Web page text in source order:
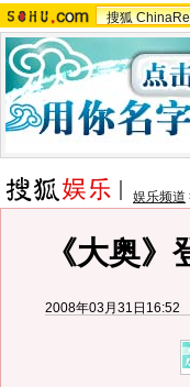
搜狐
娱乐频道
《大奥
2008年03月31日16:52